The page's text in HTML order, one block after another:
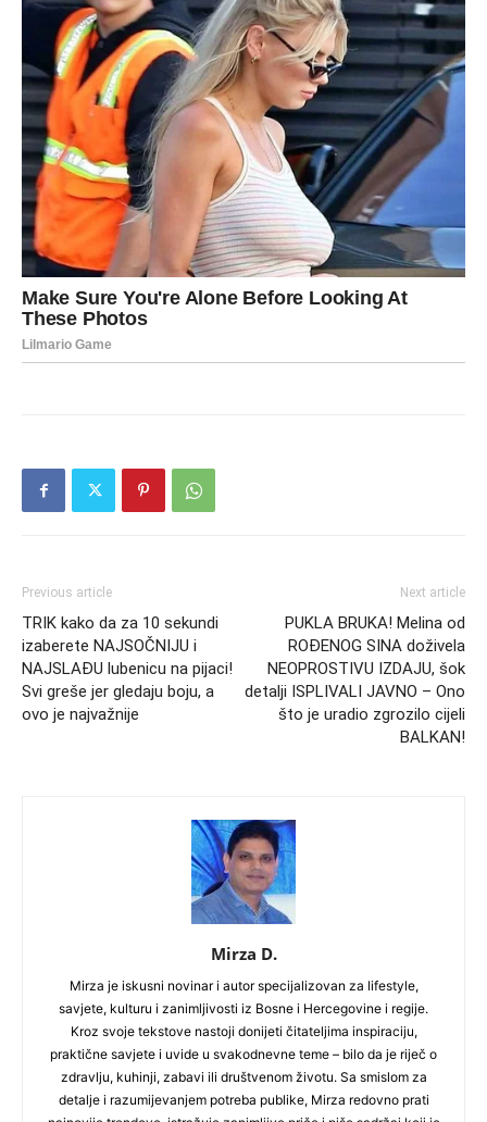
Previous article
TRIK kako da za 10 sekundi
izaberete NAJSOČNIJU i
NAJSLAĐU lubenicu na pijaci!
Svi greše jer gledaju boju, a
ovo je najvažnije
Next article
PUKLA BRUKA! Melina od
ROĐENOG SINA doživela
NEOPROSTIVU IZDAJU, šok
detalji ISPLIVALI JAVNO – Ono
što je uradio zgrozilo cijeli
BALKAN!
Mirza D.
Mirza je iskusni novinar i autor specijalizovan za lifestyle,
savjete, kulturu i zanimljivosti iz Bosne i Hercegovine i regije.
Kroz svoje tekstove nastoji donijeti čitateljima inspiraciju,
praktične savjete i uvide u svakodnevne teme – bilo da je riječ o
zdravlju, kuhinji, zabavi ili društvenom životu. Sa smislom za
detalje i razumijevanjem potreba publike, Mirza redovno prati